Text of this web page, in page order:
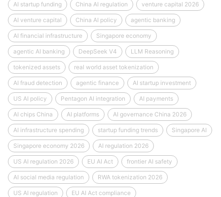
AI startup funding China AI regulation venture capital 2026
AI venture capital China AI policy agentic banking
AI financial infrastructure Singapore economy
agentic AI banking DeepSeek V4 LLM Reasoning
tokenized assets real world asset tokenization
AI fraud detection agentic finance AI startup investment
US AI policy Pentagon AI integration AI payments
AI chips China AI platforms AI governance China 2026
AI infrastructure spending startup funding trends Singapore AI
Singapore economy 2026 AI regulation 2026
US AI regulation 2026 EU AI Act frontier AI safety
AI social media regulation RWA tokenization 2026
US AI regulation EU AI Act compliance